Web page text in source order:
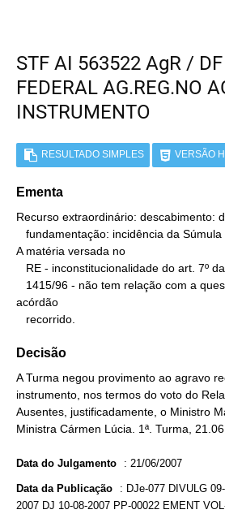
STF AI 563522 AgR /
FEDERAL AG.REG.NO
INSTRUMENTO
RESULTADO SIMPLES VERSÃO
Ementa
Recurso extraordinário: descabimento:
A matéria versada no
acórdão
   recorrido.
Decisão
A Turma negou provimento ao agravo
instrumento, nos termos do voto do
Ausentes, justificadamente, o Ministro
Ministra Cármen Lúcia. 1ª. Turma,
Data do Julgamento : 21/06/2007
Data da Publicação : DJe-077 DIVULG
2007 DJ 10-08-2007 PP-00022 EMENT